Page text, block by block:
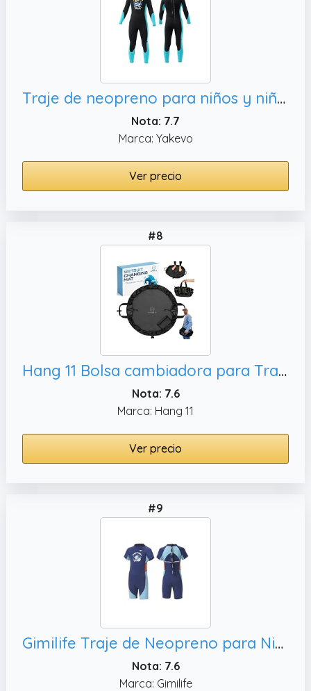
Traje de neopreno para niños y niñas, clases de natación
Nota: 7.7
Marca: Yakevo
Ver precio
#8
Hang 11 Bolsa cambiadora para Traje de Neopreno – Cambiador de Surf con Correa para el Hombro, Mantiene tu Traje húmedo y Coche limpios (Negro)
Nota: 7.6
Marca: Hang 11
Ver precio
#9
Gimilife Traje de Neopreno para Niños Niña - Neopreno Niño 2mm Térmico, Trajes Enteros/Cortos - Ideal Buceo y Surf
Nota: 7.6
Marca: Gimilife